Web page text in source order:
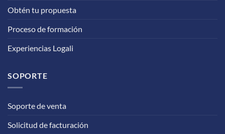
Obtén tu propuesta
Proceso de formación
Experiencias Logali
SOPORTE
Soporte de venta
Solicitud de facturación